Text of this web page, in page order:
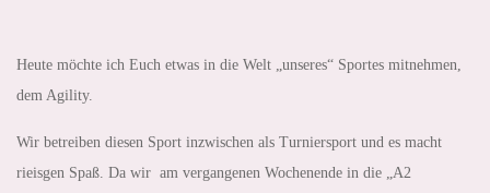
Heute möchte ich Euch etwas in die Welt „unseres“ Sportes mitnehmen,
dem Agility.
Wir betreiben diesen Sport inzwischen als Turniersport und es macht
rieisgen Spaß. Da wir am vergangenen Wochenende in die „A2